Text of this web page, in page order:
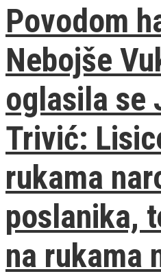
Povodom
Nebojše
oglasila se
Trivić:
rukama
poslanika,
na rukama